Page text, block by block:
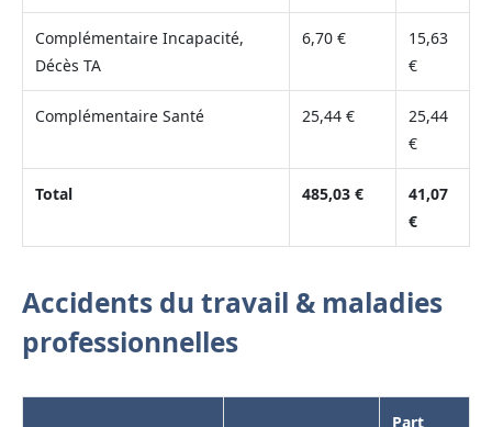
Complémentaire Incapacité,
Décès TA
6,70 €
15,63
€
Complémentaire Santé 25,44 €
25,44
€
Total 485,03 €
41,07
€
Accidents du travail & maladies
professionnelles
Part